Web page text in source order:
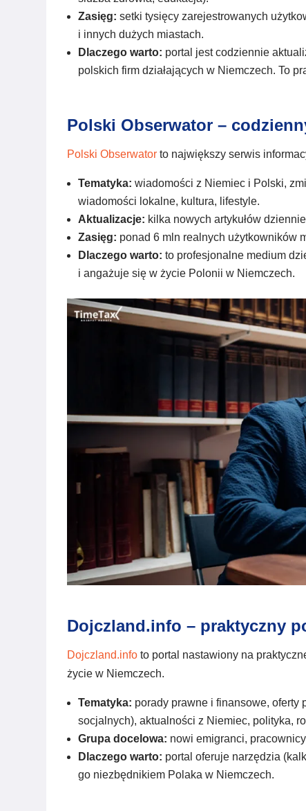
Zasięg: setki tysięcy zarejestrowanych
i innych dużych miastach.
Dlaczego warto: portal jest codziennie
polskich firm działających w Niemczech. To
Polski Obserwator –
Polski Obserwator to największy serwis
Tematyka: wiadomości z Niemiec i Polski,
wiadomości lokalne, kultura, lifestyle.
Aktualizacje: kilka nowych artykułów
Zasięg: ponad 6 mln realnych użytkowników
Dlaczego warto: to profesjonalne medium
i angażuje się w życie Polonii w Niemczech.
Dojczland.info – praktyczny
Dojczland.info to portal nastawiony na
życie w Niemczech.
Tematyka: porady prawne i finansowe, oferty
socjalnych), aktualności z Niemiec, polityka,
Grupa docelowa: nowi emigranci,
Dlaczego warto: portal oferuje narzędzia
go niezbędnikiem Polaka w Niemczech.